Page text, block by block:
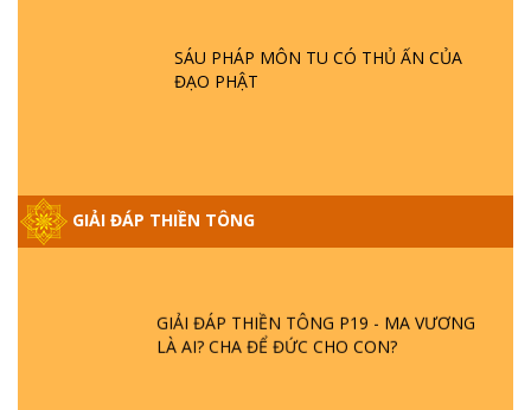
SÁU PHÁP MÔN TU CÓ THỦ ẤN CỦA
ĐẠO PHẬT
GIẢI ĐÁP THIỀN TÔNG
GIẢI ĐÁP VỀ LỄ TIỄN THIỀN TÔNG SƯ
GIẢI ĐÁP THIỀN TÔNG ĐẶC BIỆT PHẦN 20
- BÁC NGUYỄN NHÂN LÀ AI? PHIỀN NÃO
DO ĐÂU MÀ CÓ?
GIẢI ĐÁP THIỀN TÔNG P19 - MA VƯƠNG
LÀ AI? CHA ĐỂ ĐỨC CHO CON?